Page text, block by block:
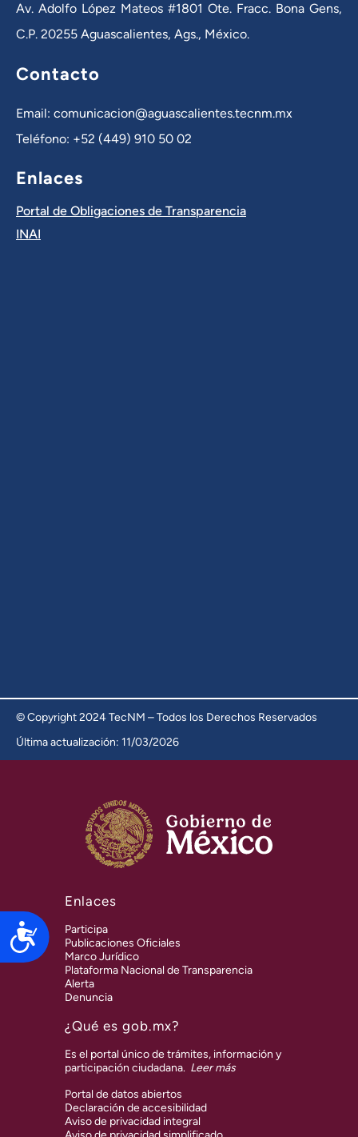
Accesibilidad
Av. Adolfo López Mateos #1801 Ote. Fracc. Bona Gens,
C.P. 20255 Aguascalientes, Ags., México.
Contacto
Email: comunicacion@aguascalientes.tecnm.mx
Teléfono: +52 (449) 910 50 02
Enlaces
Portal de Obligaciones de Transparencia
INAI
© Copyright 2024 TecNM – Todos los Derechos Reservados
Última actualización: 11/03/2026
Enlaces
Participa
Publicaciones Oficiales
Marco Jurídico
Plataforma Nacional de Transparencia
Alerta
Denuncia
¿Qué es gob.mx?
Es el portal único de trámites, información y
participación ciudadana. Leer más
Portal de datos abiertos
Declaración de accesibilidad
Aviso de privacidad integral